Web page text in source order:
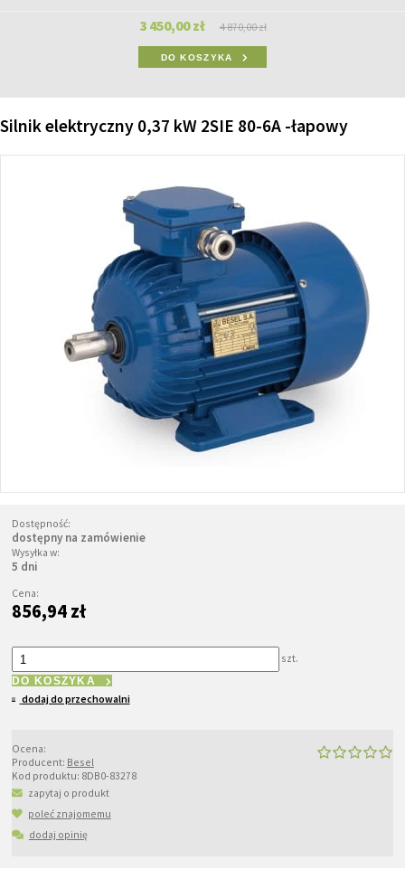
3 450,00 zł 4 870,00 zł
DO KOSZYKA
Silnik elektryczny 0,37 kW 2SIE 80-6A -łapowy
Dostępność:
dostępny na zamówienie
Wysyłka w:
5 dni
Cena:
856,94 zł
szt.
DO KOSZYKA
dodaj do przechowalni
Ocena:
Producent: Besel
Kod produktu: 8DB0-83278
zapytaj o produkt
poleć znajomemu
dodaj opinię